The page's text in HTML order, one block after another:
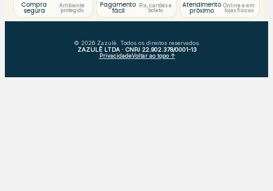
Compra
segura
Ambiente
protegido
Pagamento
fácil
Pix, cartões e
boleto
Atendimento
próximo
Online e em
lojas físicas
© 2026 Zazulê. Todos os direitos reservados.
ZAZULÊ LTDA · CNPJ 22.902.378/0001-13
PrivacidadeVoltar ao topo ↑